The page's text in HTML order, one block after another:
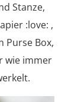
Stanze,
:love: ,
Purse Box,
wie immer